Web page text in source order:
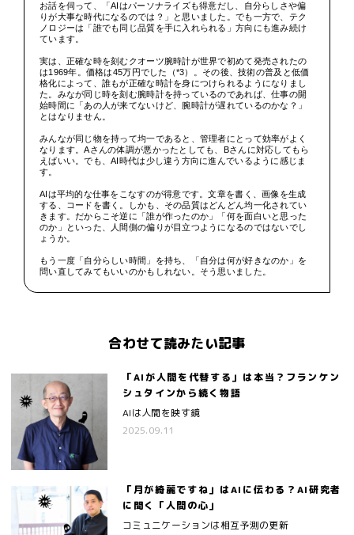
お話を伺って、「AIはパーソナライズも得意だし、自分らしさや偏
りが大事な時代になるのでは？」と思いました。でも一方で、テク
ノロジーは「誰でも同じ品質を手に入れられる」方向にも進み続け
ています。
実は、正確な時を刻むクオーツ腕時計が世界で初めて発売されたの
は1969年。価格は45万円でした（*3）。その後、技術の普及と低価
格化によって、誰もが正確な時計を身につけられるようになりまし
た。みなが同じ時を刻む腕時計を持っているのであれば、仕事の開
始時間に「あの人が来てないけど、腕時計が遅れているのかな？」
とはなりません。
みんなが同じ物を持って均一であると、管理者にとって効率がよく
なります。Aさんの体調が悪かったとしても、Bさんに対応してもら
えばいい。でも、AI時代は少し違う方向に進んでいるように感じま
す。
AIは平均的な仕事をこなすのが得意です。文章を書く、画像を生成
する、コードを書く。しかも、その品質はどんどん均一化されてい
きます。だからこそ逆に「誰が作ったのか」「何を面白いと思った
のか」といった、人間側の偏りが目立つようになるのではないでし
ょうか。
もう一度「自分らしい時間」を持ち、「自分は何が好きなのか」を
問い直してみてもいいのかもしれない。そう思いました。
合わせて読みたい記事
「AIが人間を代替する」は本当？フランケン
シュタインから続く物語
AIは人間を映す鏡
2025.09.11
「月が綺麗ですね」はAIに伝わる？AI研究者
に聞く「人間の心」
コミュニケーションは相互予測の更新